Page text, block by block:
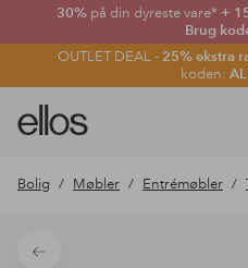
30% på din dyreste vare* +
Brug
OUTLET DEAL - 25% ekstra
koden:
Ellos
logo
gå
forsiden
Bolig Møbler Entrémøbler
Tilbage